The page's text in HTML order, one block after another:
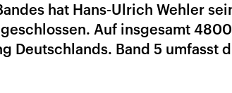
hat Hans-Ulrich Wehler
Auf insgesamt
Deutschlands. Band 5 umfasst